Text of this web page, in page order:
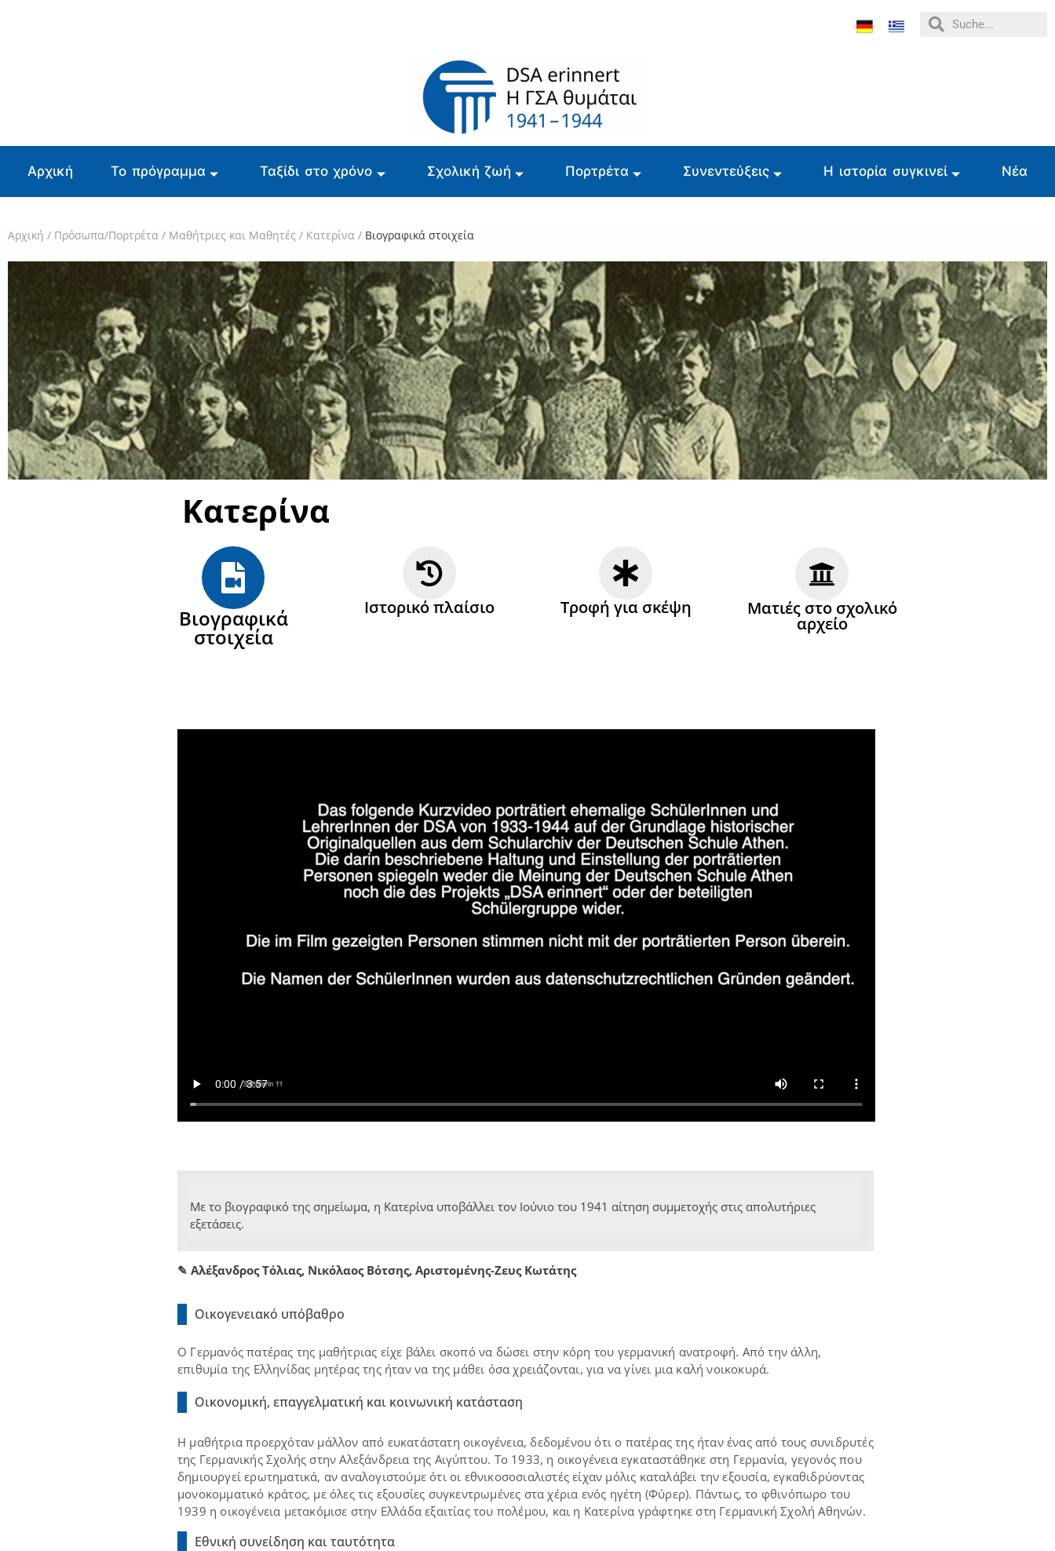
Αρχική Το πρόγραμμα Ταξίδι στο χρόνο Σχολική ζωή Πορτρέτα Συνεντεύξεις Η ιστορία συγκινεί Νέα
Αρχική / Πρόσωπα/Πορτρέτα / Μαθήτριες και Μαθητές / Κατερίνα / Βιογραφικά στοιχεία
Κατερίνα
Βιογραφικά
στοιχεία
Ιστορικό πλαίσιο Τροφή για σκέψη Ματιές στο σχολικό
αρχείο
Με το βιογραφικό της σημείωμα, η Κατερίνα υποβάλλει τον Ιούνιο του 1941 αίτηση συμμετοχής στις απολυτήριες
εξετάσεις.
✎ Αλέξανδρος Τόλιας, Νικόλαος Βότσης, Αριστομένης-Ζευς Κωτάτης
Οικογενειακό υπόβαθρο
Ο Γερμανός πατέρας της μαθήτριας είχε βάλει σκοπό να δώσει στην κόρη του γερμανική ανατροφή. Από την άλλη,
επιθυμία της Ελληνίδας μητέρας της ήταν να της μάθει όσα χρειάζονται, για να γίνει μια καλή νοικοκυρά.
Οικονομική, επαγγελματική και κοινωνική κατάσταση
Η μαθήτρια προερχόταν μάλλον από ευκατάστατη οικογένεια, δεδομένου ότι ο πατέρας της ήταν ένας από τους συνιδρυτές
της Γερμανικής Σχολής στην Αλεξάνδρεια της Αιγύπτου. Το 1933, η οικογένεια εγκαταστάθηκε στη Γερμανία, γεγονός που
δημιουργεί ερωτηματικά, αν αναλογιστούμε ότι οι εθνικοσοσιαλιστές είχαν μόλις καταλάβει την εξουσία, εγκαθιδρύοντας
μονοκομματικό κράτος, με όλες τις εξουσίες συγκεντρωμένες στα χέρια ενός ηγέτη (Φύρερ). Πάντως, το φθινόπωρο του
1939 η οικογένεια μετακόμισε στην Ελλάδα εξαιτίας του πολέμου, και η Κατερίνα γράφτηκε στη Γερμανική Σχολή Αθηνών.
Εθνική συνείδηση και ταυτότητα